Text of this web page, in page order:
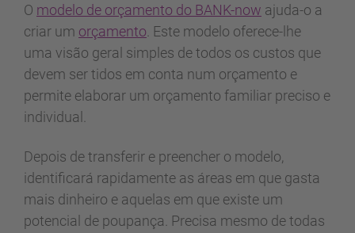
O modelo de orçamento do BANK-now ajuda-o a
criar um orçamento . Este modelo oferece-lhe
uma visão geral simples de todos os custos que
devem ser tidos em conta num orçamento e
permite elaborar um orçamento familiar preciso e
individual.
Depois de transferir e preencher o modelo,
identificará rapidamente as áreas em que gasta
mais dinheiro e aquelas em que existe um
potencial de poupança. Precisa mesmo de todas